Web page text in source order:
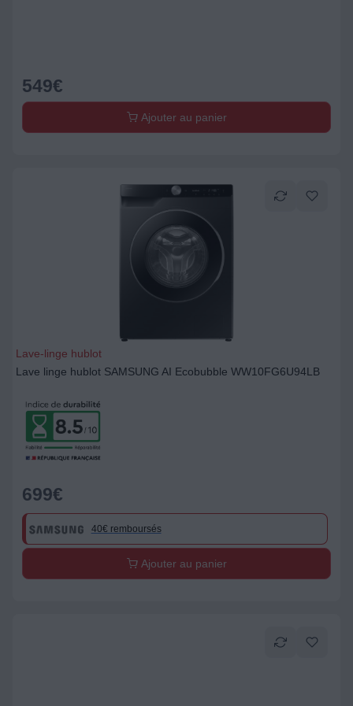
549€
Ajouter au panier
Lave-linge hublot
Lave linge hublot SAMSUNG AI Ecobubble WW10FG6U94LB
699€
40€ remboursés
Ajouter au panier